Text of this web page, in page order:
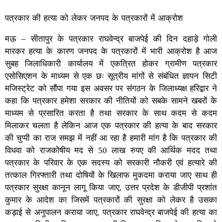
पत्रकार की हत्या को लेकर जनपद के पत्रकारों में आक्रोश
मऊ – सीतापुर के पत्रकार राघवेन्द्र बाजपेई की दिन दहाड़े गोली
मारकर हत्या के कारण जनपद के पत्रकारों में भारी आक्रोश है आज
सुबह जिलाधिकारी कार्यालय में एकत्रित होकर ग्रामीण पत्रकार
एसोसिएशन के माध्यम से एक छः सूत्रीय मांगों से संबंधित ज्ञापन सिटी
मजिस्ट्रेट को सौंपा गया इस अवसर पर संगठन के जिलाध्यक्ष हरिद्वार ने
कहा कि पत्रकार हमेशा सरकार की नीतियों को सबके सामने खबरों के
माध्यम से प्रसारित करता है तथा सरकार के साथ कदम से कदम
मिलाकर चलता है लेकिन आज एक पत्रकार की हत्या के बाद सरकार
की चुप्पी का राज समझ में नहीं आ रहा है हमारी मांग है कि पत्रकार की
विधवा को राजकोषीय मद से 50 लाख रुपए की आर्थिक मदद तथा
पत्रकार के परिवार के एक सदस्य को सरकारी नौकरी एवं हत्यारे की
तत्काल गिरफ्तारी तथा दोषियों के खिलाफ मुकदमा कराया जाए साथ ही
पत्रकार सुरक्षा कानून लागू किया जाए, उत्तर प्रदेश के डीजीपी प्रशांत
कुमार के आदेश का जिसमें पत्रकारों की सुरक्षा को लेकर है उसका
कड़ाई से अनुपालन कराया जाए, पत्रकार राघवेन्द्र बाजपेई की हत्या का